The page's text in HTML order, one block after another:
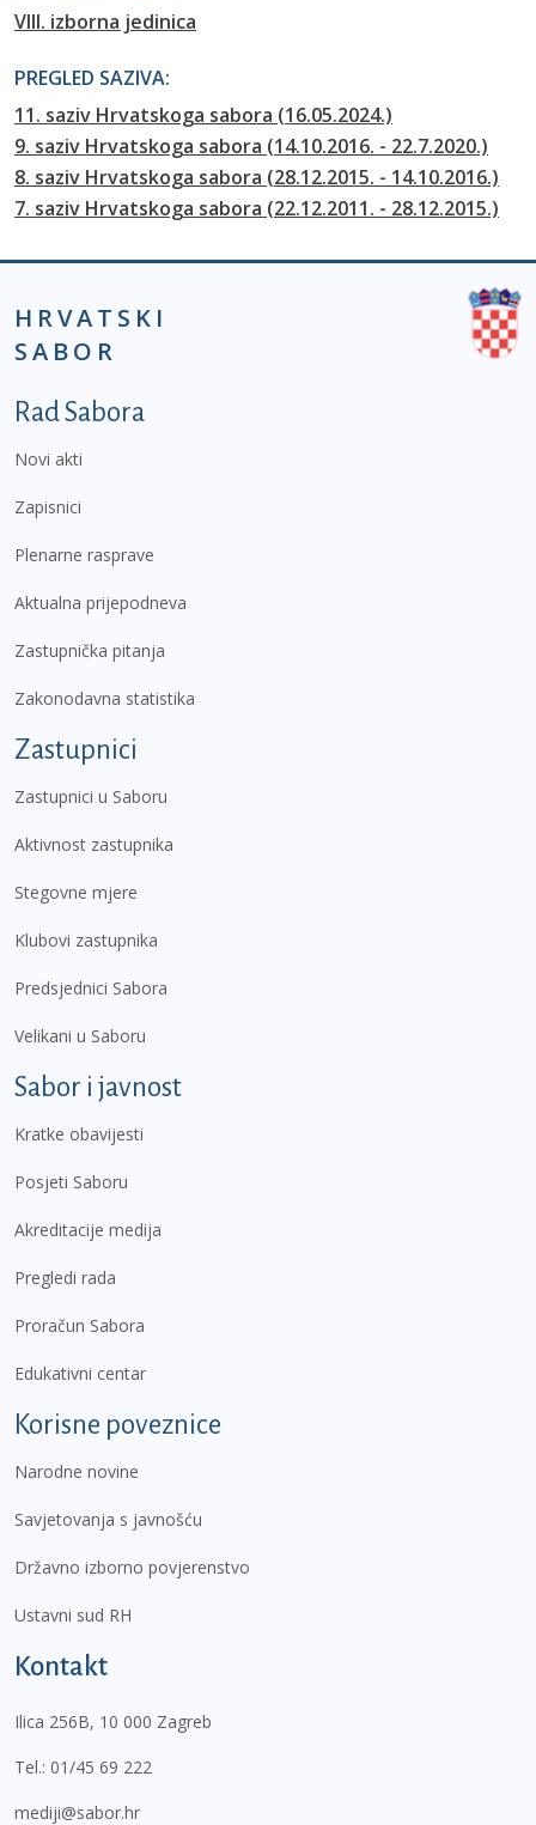
VIII. izborna jedinica
PREGLED SAZIVA:
11. saziv Hrvatskoga sabora (16.05.2024.)
9. saziv Hrvatskoga sabora (14.10.2016. - 22.7.2020.)
8. saziv Hrvatskoga sabora (28.12.2015. - 14.10.2016.)
7. saziv Hrvatskoga sabora (22.12.2011. - 28.12.2015.)
HRVATSKI
SABOR
Podnožje prvi izbornik
Rad Sabora
Novi akti
Zapisnici
Plenarne rasprave
Aktualna prijepodneva
Zastupnička pitanja
Zakonodavna statistika
Zastupnici
Zastupnici u Saboru
Aktivnost zastupnika
Stegovne mjere
Klubovi zastupnika
Predsjednici Sabora
Velikani u Saboru
Sabor i javnost
Kratke obavijesti
Posjeti Saboru
Akreditacije medija
Pregledi rada
Proračun Sabora
Edukativni centar
Korisne poveznice
Narodne novine
Savjetovanja s javnošću
Državno izborno povjerenstvo
Ustavni sud RH
Kontakt
Ilica 256B, 10 000 Zagreb
Tel.: 01/45 69 222
mediji@sabor.hr